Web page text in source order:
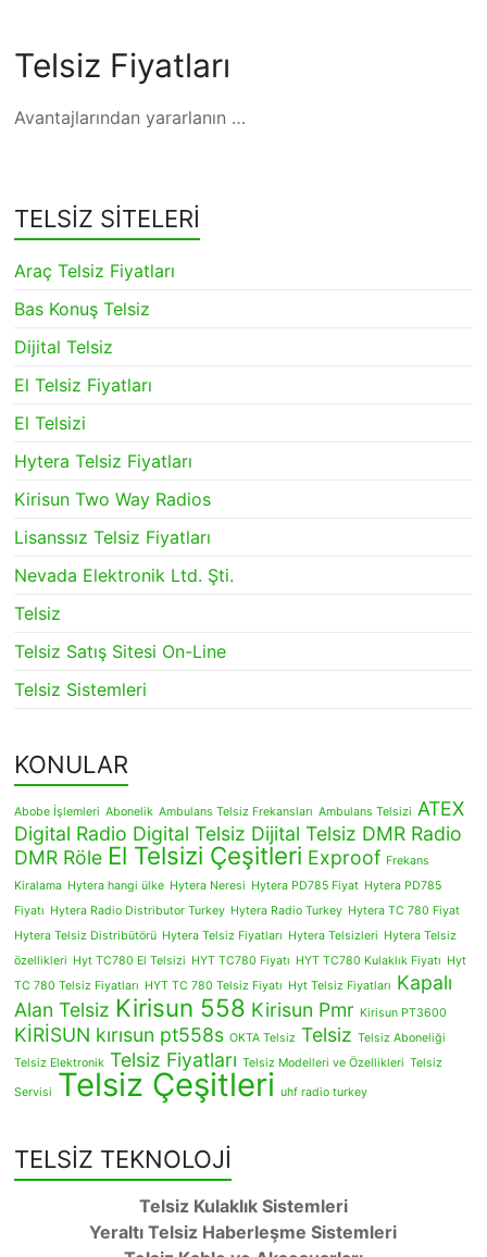
Telsiz Fiyatları
Avantajlarından yararlanın …
TELSİZ SİTELERİ
Araç Telsiz Fiyatları
Bas Konuş Telsiz
Dijital Telsiz
El Telsiz Fiyatları
El Telsizi
Hytera Telsiz Fiyatları
Kirisun Two Way Radios
Lisanssız Telsiz Fiyatları
Nevada Elektronik Ltd. Şti.
Telsiz
Telsiz Satış Sitesi On-Line
Telsiz Sistemleri
KONULAR
Abobe İşlemleri Abonelik Ambulans Telsiz Frekansları Ambulans Telsizi ATEX
Digital Radio Digital Telsiz Dijital Telsiz DMR Radio
DMR Röle El Telsizi Çeşitleri Exproof Frekans
Kiralama Hytera hangi ülke Hytera Neresi Hytera PD785 Fiyat Hytera PD785
Fiyatı Hytera Radio Distributor Turkey Hytera Radio Turkey Hytera TC 780 Fiyat
Hytera Telsiz Distribütörü Hytera Telsiz Fiyatları Hytera Telsizleri Hytera Telsiz
özellikleri Hyt TC780 El Telsizi HYT TC780 Fiyatı HYT TC780 Kulaklık Fiyatı Hyt
TC 780 Telsiz Fiyatları HYT TC 780 Telsiz Fiyatı Hyt Telsiz Fiyatları Kapalı
Alan Telsiz Kirisun 558 Kirisun Pmr Kirisun PT3600
KİRİSUN kırısun pt558s OKTA Telsiz Telsiz Telsiz Aboneliği
Telsiz Elektronik Telsiz Fiyatları Telsiz Modelleri ve Özellikleri Telsiz
Servisi Telsiz Çeşitleri uhf radio turkey
TELSİZ TEKNOLOJİ
Telsiz Kulaklık Sistemleri
Yeraltı Telsiz Haberleşme Sistemleri